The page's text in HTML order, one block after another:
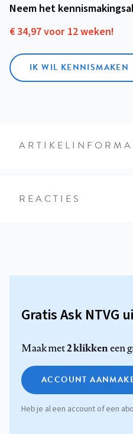
Neem het
€ 34,97 voor 12 weken!
IK WIL KENNISMAKEN
REACTIES
Gratis Ask NTVG
Maak met2 klikkeneen
ACCOUNT
Heb je al een account of een